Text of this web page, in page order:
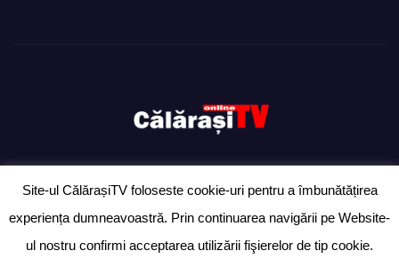
Proudly powered by WordPress |Theme: Newsup byThemeansar.
Site-ul CălărașiTV foloseste cookie-uri pentru a îmbunătățirea
experiența dumneavoastră. Prin continuarea navigării pe Website-
ul nostru confirmi acceptarea utilizării fişierelor de tip cookie.